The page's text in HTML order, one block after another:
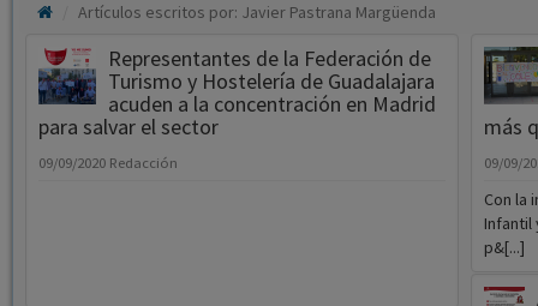
Artículos escritos por: Javier Pastrana Margüenda
Representantes de la Federación de
Turismo y Hostelería de Guadalajara
acuden a la concentración en Madrid
para salvar el sector
09/09/2020 Redacción
más
09/09/
Con la
Infantil
p&[...]